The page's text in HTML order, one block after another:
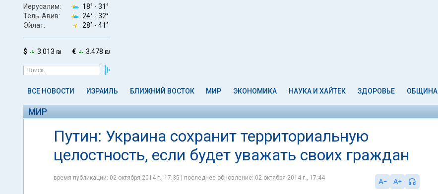
Иерусалим: 18° - 31°
Тель-Авив:
24° - 32°
Эйлат:
28° - 41°
$ 3.013 ₪ € 3.478 ₪
ВСЕ НОВОСТИ ИЗРАИЛЬ БЛИЖНИЙ ВОСТОК МИР ЭКОНОМИКА НАУКА И ХАЙТЕК ЗДОРОВЬЕ ОБЩИНА
МИР
Путин: Украина сохранит территориальную
целостность, если будет уважать своих граждан
время публикации: 02 октября 2014 г., 17:35 | последнее обновление: 02 октября 2014 г., 17:44